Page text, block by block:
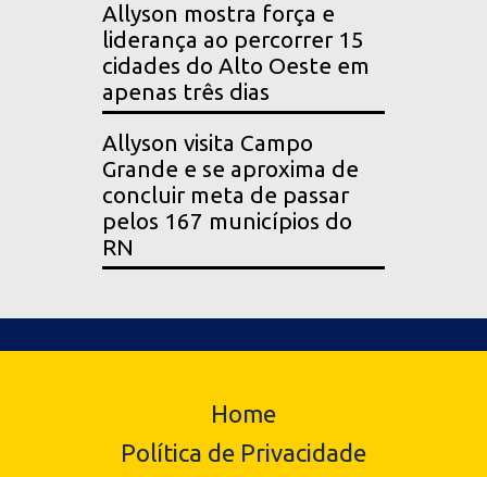
Allyson mostra força e
liderança ao percorrer 15
cidades do Alto Oeste em
apenas três dias
Allyson visita Campo
Grande e se aproxima de
concluir meta de passar
pelos 167 municípios do
RN
Home
Política de Privacidade